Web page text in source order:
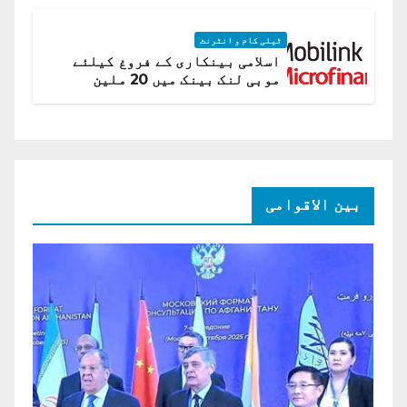
ٹیلی کام و انٹرنٹ
اسلامی بینکاری کے فروغ کیلئے
موبی لنک بینک میں 20 ملین
بین الاقوامی